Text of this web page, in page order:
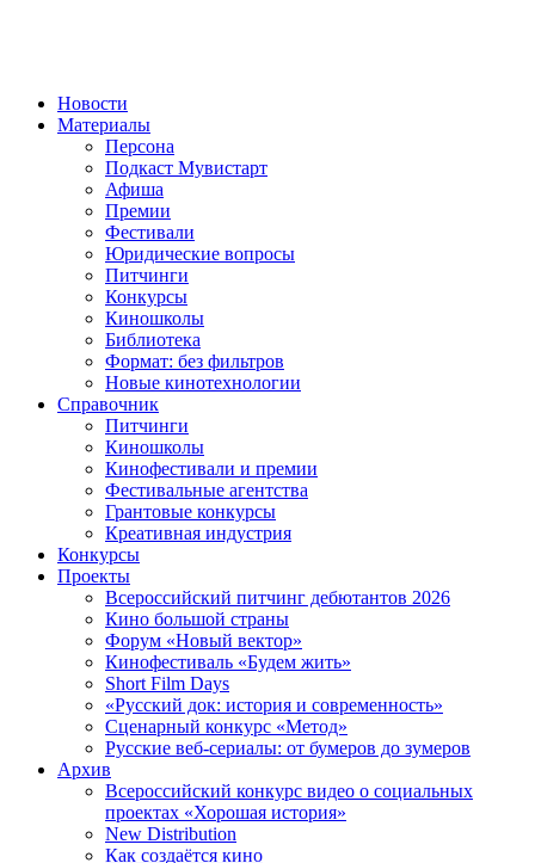
Новости
Материалы
Персона
Подкаст Мувистарт
Афиша
Премии
Фестивали
Юридические вопросы
Питчинги
Конкурсы
Киношколы
Библиотека
Формат: без фильтров
Новые кинотехнологии
Справочник
Питчинги
Киношколы
Кинофестивали и премии
Фестивальные агентства
Грантовые конкурсы
Креативная индустрия
Конкурсы
Проекты
Всероссийский питчинг дебютантов 2026
Кино большой страны
Форум «Новый вектор»
Кинофестиваль «Будем жить»
Short Film Days
«Русский док: история и современность»
Сценарный конкурс «Метод»
Русские веб-сериалы: от бумеров до зумеров
Архив
Всероссийский конкурс видео о социальных
проектах «Хорошая история»
New Distribution
Как создаётся кино